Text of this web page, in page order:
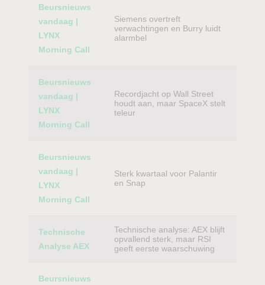
Beursnieuws
vandaag |
LYNX
Morning Call
Siemens overtreft
verwachtingen en Burry luidt
alarmbel
Beursnieuws
vandaag |
LYNX
Morning Call
Recordjacht op Wall Street
houdt aan, maar SpaceX stelt
teleur
Beursnieuws
vandaag |
LYNX
Morning Call
Sterk kwartaal voor Palantir
en Snap
Technische
Analyse AEX
Technische analyse: AEX blijft
opvallend sterk, maar RSI
geeft eerste waarschuwing
Beursnieuws